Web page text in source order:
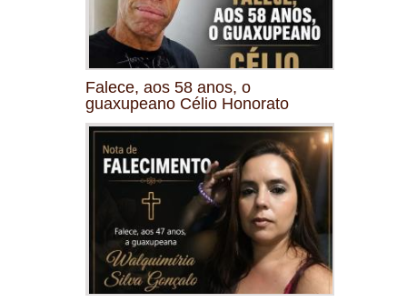
Falece, aos 58 anos, o
guaxupeano Célio Honorato